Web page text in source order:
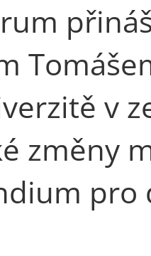
v
změny
pro